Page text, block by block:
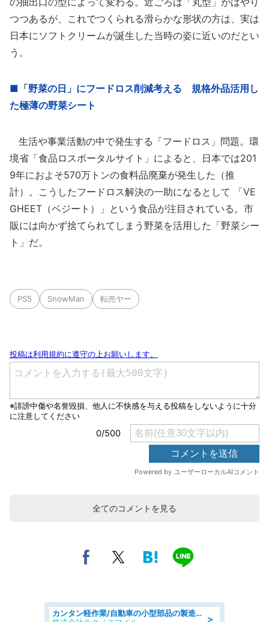
つつあるが、これでつくられる滑らかな形状の方は、実は
日本にソフトクリームが誕生した当時の姿に近いのだとい
う。
■「野菜の日」にフードロス削減考える 規格外品活用し
た極薄の野菜シート
生活や事業活動の中で発生する「フードロス」問題。環
境省「食品ロスポータルサイト」によると、日本では201
9年におよそ570万トンの食料品廃棄が発生した（推
計）。こうしたフードロス解決の一助になるとして 「VE
GHEET（ベジート）」という食品が注目されている。市
販には向かず捨てられてしまう野菜を活用した「野菜シー
ト」だ。
PS5 SnowMan 転売ヤー
全てのコメントを見る
＞
カンタン軽作業/自動車の小型部品の製造オペレーター denso aichi